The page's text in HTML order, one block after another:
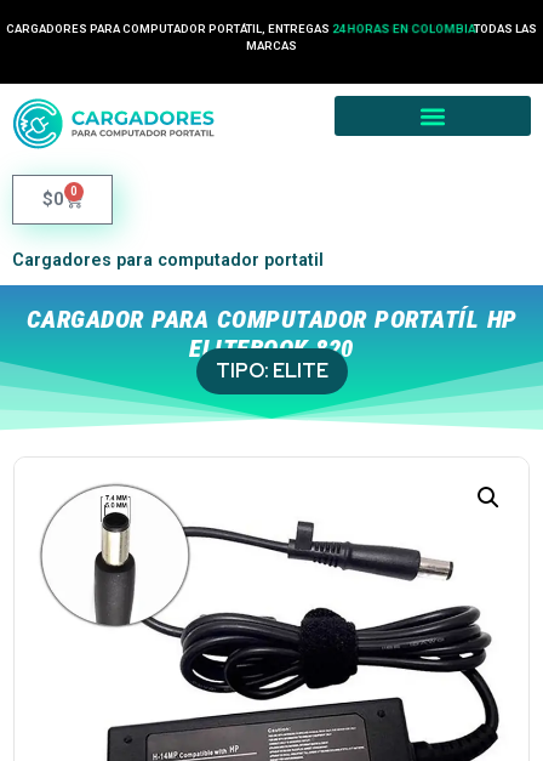
CARGADORES PARA COMPUTADOR PORTÁTIL, ENTREGAS 24 HORAS EN COLOMBIATODAS LAS
MARCAS
$0 0
Cargadores para computador portatil
CARGADOR PARA COMPUTADOR PORTATÍL HP
ELITEBOOK 820
TIPO: ELITE